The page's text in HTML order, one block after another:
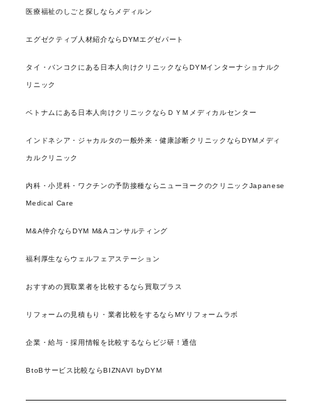
医療福祉のしごと探しならメディルン
エグゼクティブ人材紹介ならDYMエグゼパート
タイ・バンコクにある日本人向けクリニックならDYMインターナショナルク
リニック
ベトナムにある日本人向けクリニックならＤＹＭメディカルセンター
インドネシア・ジャカルタの一般外来・健康診断クリニックならDYMメディ
カルクリニック
内科・小児科・ワクチンの予防接種ならニューヨークのクリニックJapanese
Medical Care
M&A仲介ならDYM M&Aコンサルティング
福利厚生ならウェルフェアステーション
おすすめの買取業者を比較するなら買取プラス
リフォームの見積もり・業者比較をするならMYリフォームラボ
企業・給与・採用情報を比較するならビジ研！通信
BtoBサービス比較ならBIZNAVI byDYM